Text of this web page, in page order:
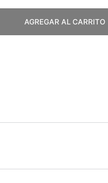
AGREGAR AL CARRITO